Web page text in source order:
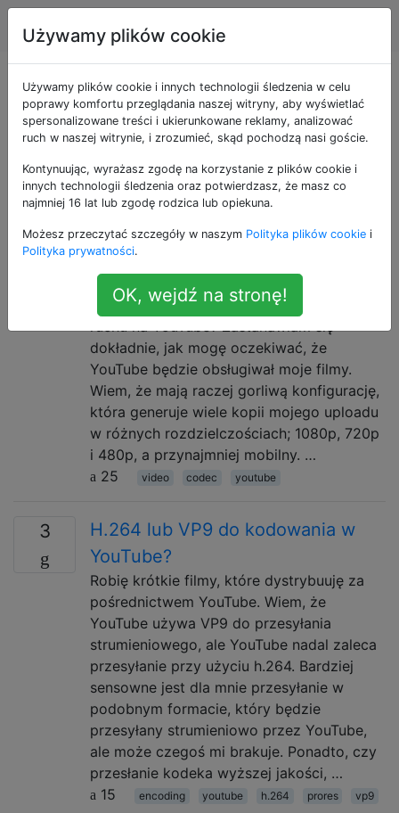
Produkcja wideo
Pytania otagowane
jako youtube
4
W jaki sposób YouTube koduje
moje przesłane pliki i jakiego
kodeka powinienem użyć do
przesłania?
Powiązane z tym, jakie kodeki / formaty są
odpowiednie do nagrywania w pełnym
dokładnie, jak mogę oczekiwać, że
YouTube będzie obsługiwał moje filmy.
Wiem, że mają raczej gorliwą konfigurację,
która generuje wiele kopii mojego uploadu
w różnych rozdzielczościach; 1080p, 720p
i 480p, a przynajmniej mobilny. …
25
video codec youtube
3
H.264 lub VP9 do kodowania w
YouTube?
Robię krótkie filmy, które dystrybuuję za
pośrednictwem YouTube. Wiem, że
YouTube używa VP9 do przesyłania
strumieniowego, ale YouTube nadal zaleca
przesyłanie przy użyciu h.264. Bardziej
sensowne jest dla mnie przesyłanie w
podobnym formacie, który będzie
przesyłany strumieniowo przez YouTube,
ale może czegoś mi brakuje. Ponadto, czy
przesłanie kodeka wyższej jakości, …
15
encoding youtube h.264 prores vp9
Używamy plików cookie
Używamy plików cookie i innych technologii śledzenia w celu
poprawy komfortu przeglądania naszej witryny, aby wyświetlać
spersonalizowane treści i ukierunkowane reklamy, analizować
ruch w naszej witrynie, i zrozumieć, skąd pochodzą nasi goście.
Kontynuując, wyrażasz zgodę na korzystanie z plików cookie i
innych technologii śledzenia oraz potwierdzasz, że masz co
najmniej 16 lat lub zgodę rodzica lub opiekuna.
Możesz przeczytać szczegóły w naszym Polityka plików cookie i
Polityka prywatności.
OK, wejdź na stronę!